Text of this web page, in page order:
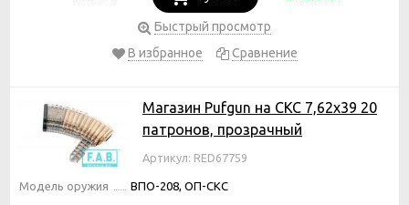
Быстрый просмотр
В избранное
Сравнение
Магазин Pufgun на СКС 7,62х39 20
патронов, прозрачный
Артикул: RED67759
Модель оружия ВПО-208, ОП-СКС